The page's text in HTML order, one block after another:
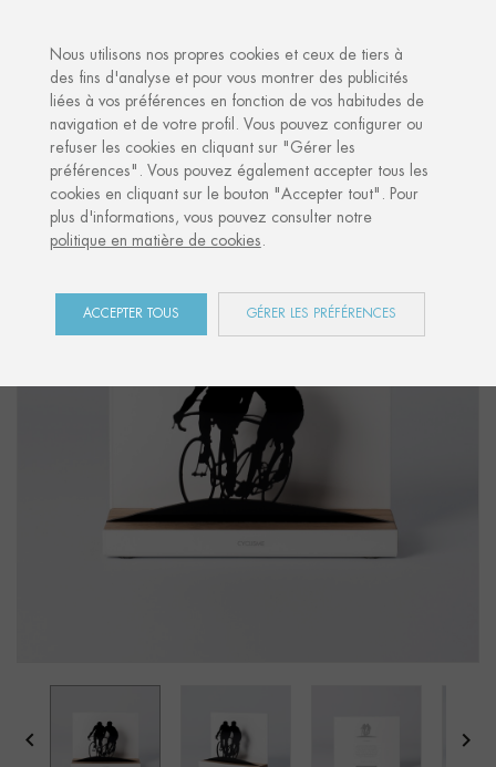
Sports Figure "CYCLISME 03"
 
Nous utilisons nos propres cookies et ceux de tiers à
des fins d'analyse et pour vous montrer des publicités
liées à vos préférences en fonction de vos habitudes de
navigation et de votre profil. Vous pouvez configurer ou
refuser les cookies en cliquant sur "Gérer les
préférences". Vous pouvez également accepter tous les
cookies en cliquant sur le bouton "Accepter tout". Pour
plus d'informations, vous pouvez consulter notre
politique en matière de cookies.
ACCEPTER TOUS GÉRER LES PRÉFÉRENCES